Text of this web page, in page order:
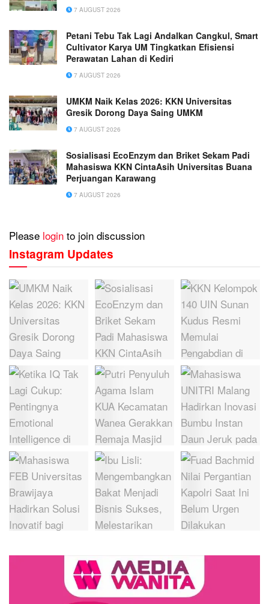
7 AUGUST 2026
Petani Tebu Tak Lagi Andalkan Cangkul, Smart
Cultivator Karya UM Tingkatkan Efisiensi
Perawatan Lahan di Kediri
7 AUGUST 2026
UMKM Naik Kelas 2026: KKN Universitas
Gresik Dorong Daya Saing UMKM
7 AUGUST 2026
Sosialisasi EcoEnzym dan Briket Sekam Padi
Mahasiswa KKN CintaAsih Universitas Buana
Perjuangan Karawang
7 AUGUST 2026
Please login to join discussion
Instagram Updates